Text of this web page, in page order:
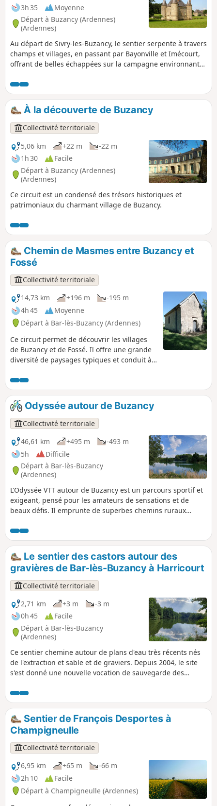
3h 35
Moyenne
Départ à Buzancy (Ardennes)
(Ardennes)
Au départ de Sivry-les-Buzancy, le sentier serpente à travers
champs et villages, en passant par Bayonville et Imécourt,
offrant de belles échappées sur la campagne environnante.
dévoile au fil de la marche, apportant une touche
patrimoniale à cette randonnée accessible et ressourçante.
Idéale pour les amateurs de nature, de calme et de
découvertes locales.
À la découverte de Buzancy
Collectivité territoriale
5,06 km
+22 m
-22 m
1h 30
Facile
Départ à Buzancy (Ardennes)
(Ardennes)
Ce circuit est un condensé des trésors historiques et
patrimoniaux du charmant village de Buzancy.
Chemin de Masmes entre Buzancy et
Fossé
Collectivité territoriale
14,73 km
+196 m
-195 m
4h 45
Moyenne
Départ à Bar-lès-Buzancy (Ardennes)
Ce circuit permet de découvrir les villages
de Buzancy et de Fossé. Il offre une grande
diversité de paysages typiques et conduit à
l'itinéraire.
Odyssée autour de Buzancy
Collectivité territoriale
46,61 km
+495 m
-493 m
5h
Difficile
Départ à Bar-lès-Buzancy
(Ardennes)
L’Odyssée VTT autour de Buzancy est un parcours sportif et
exigeant, pensé pour les amateurs de sensations et de
beaux défis. Il emprunte de superbes chemins ruraux
environnante, entre vallons et horizons ouverts. Tout au
long du tracé, la randonnée est une invitation à la
découverte du patrimoine local, avec la chapelle de
Masmes, les communs du Château Augeard, ou encore de
beaux villages typiques comme Autruche, Fossé et Saint-
Pierremont, identifiables à leurs nombreuses et élégantes
maisons en pierre jaune.
Le sentier des castors autour des
gravières de Bar-lès-Buzancy à Harricourt
Collectivité territoriale
2,71 km
+3 m
-3 m
0h 45
Facile
Départ à Bar-lès-Buzancy
(Ardennes)
Ce sentier chemine autour de plans d'eau très récents nés
de l'extraction et sable et de graviers. Depuis 2004, le site
s'est donné une nouvelle vocation de sauvegarde des
Oiseaux, insectes, amphibiens et mammifères trouvent ici
les conditions biologiques idéales, à l'image du castor
nouveau venu, emblématique des sablières. Il est idéal en
famille, de nombreux panneaux ludiques animent le
parcours.
Sentier de François Desportes à
Champigneulle
Collectivité territoriale
6,95 km
+65 m
-66 m
2h 10
Facile
Départ à Champigneulle (Ardennes)